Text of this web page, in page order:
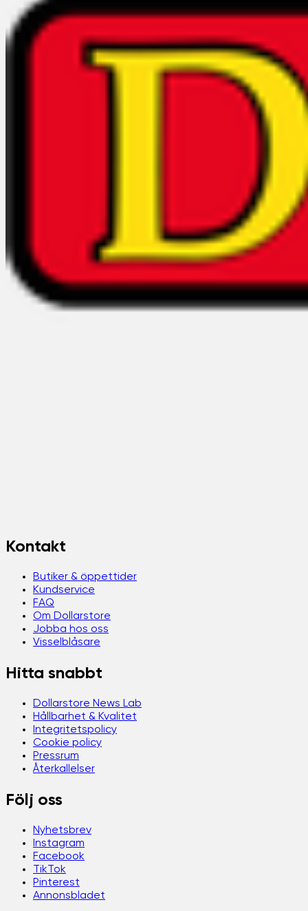
Kontakt
Butiker & öppettider
Kundservice
FAQ
Om Dollarstore
Jobba hos oss
Visselblåsare
Hitta snabbt
Dollarstore News Lab
Hållbarhet & Kvalitet
Integritetspolicy
Cookie policy
Pressrum
Återkallelser
Följ oss
Nyhetsbrev
Instagram
Facebook
TikTok
Pinterest
Annonsbladet